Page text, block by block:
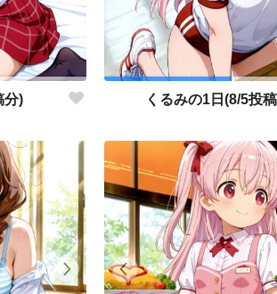
分) くるみの1日(8/5投